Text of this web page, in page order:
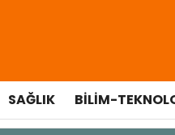
SAĞLIK BILIM-